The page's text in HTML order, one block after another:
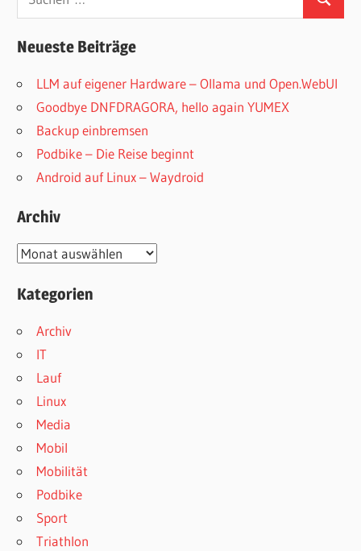
nach:
Suchen
Neueste Beiträge
LLM auf eigener Hardware – Ollama und Open.WebUI
Goodbye DNFDRAGORA, hello again YUMEX
Backup einbremsen
Podbike – Die Reise beginnt
Android auf Linux – Waydroid
Archiv
Archiv
Kategorien
Archiv
IT
Lauf
Linux
Media
Mobil
Mobilität
Podbike
Sport
Triathlon